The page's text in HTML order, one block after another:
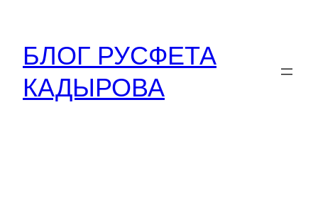
содержимому
БЛОГ РУСФЕТА
КАДЫРОВА